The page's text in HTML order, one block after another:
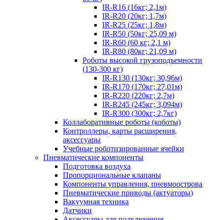
IR-R16 (16кг; 2,1м)
IR-R20 (20кг; 1,7м)
IR-R25 (25кг; 1,8м)
IR-R50 (50кг; 25,09 м)
IR-R60 (60 кг; 2,1 м)
IR-R80 (80кг; 21,09 м)
Роботы высокой грузоподъемности
(130-300 кг)
IR-R130 (130кг; 30,96м)
IR-R170 (170кг; 27,01м)
IR-R220 (220кг; 2,7м)
IR-R245 (245кг; 3,094м)
IR-R300 (300кг; 2,7кг)
Коллаборативные роботы (коботы)
Контроллеры, карты расширения,
аксессуары
Учебные роботизированные ячейки
Пневматические компоненты
Подготовка воздуха
Пропорциональные клапаны
Компоненты управления, пневмоострова
Пневматические приводы (актуаторы)
Вакуумная техника
Датчики